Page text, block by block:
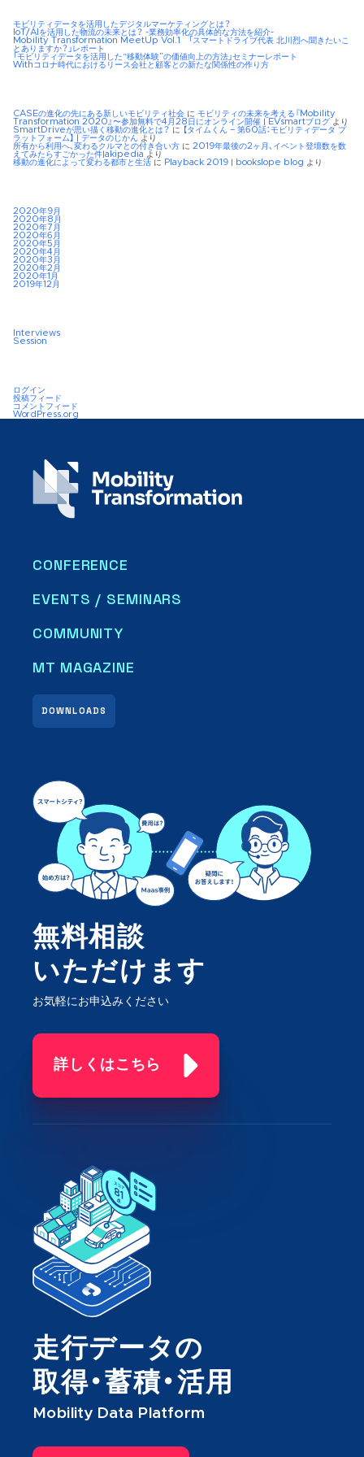
モビリティデータを活用したデジタルマーケティングとは？
IoT/AIを活用した物流の未来とは？ -業務効率化の具体的な方法を紹介-
Mobility Transformation MeetUp Vol.1 「スマートドライブ代表 北川烈へ聞きたいこ
とありますか？」レポート
「モビリティデータを活用した“移動体験”の価値向上の方法」セミナーレポート
Withコロナ時代におけるリース会社と顧客との新たな関係性の作り方
CASEの進化の先にある新しいモビリティ社会 に モビリティの未来を考える『Mobility
Transformation 2020』〜参加無料で4月28日にオンライン開催 | EVsmartブログ より
SmartDriveが思い描く移動の進化とは？ に
【タイムくん – 第60話：モビリティデータ プ
ラットフォーム】 | データのじかん より
所有から利用へ、変わるクルマとの付き合い方 に 2019年最後の2ヶ月、イベント登壇数を数
えてみたらすごかった件|akipedia より
移動の進化によって変わる都市と生活 に Playback 2019 | bookslope blog より
2020年9月
2020年8月
2020年7月
2020年6月
2020年5月
2020年4月
2020年3月
2020年2月
2020年1月
2019年12月
Interviews
Session
ログイン
投稿フィード
コメントフィード
WordPress.org
CONFERENCE
EVENTS / SEMINARS
COMMUNITY
DOWNLOADS
MT MAGAZINE
無料相談
いただけます
お気軽にお申込みください
詳しくはこちら
走行データの
取得・蓄積・活用
Mobility Data Platform